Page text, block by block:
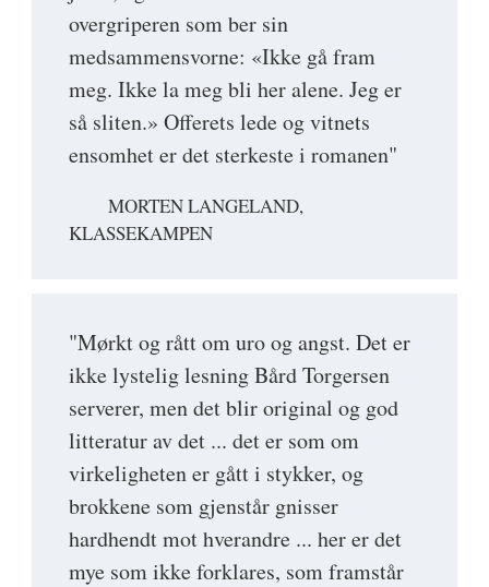
overgriperen som ber sin
medsammensvorne: «Ikke gå fram
meg. Ikke la meg bli her alene. Jeg er
så sliten.» Offerets lede og vitnets
ensomhet er det sterkeste i romanen"
MORTEN LANGELAND,
KLASSEKAMPEN
"Mørkt og rått om uro og angst. Det er
ikke lystelig lesning Bård Torgersen
serverer, men det blir original og god
litteratur av det ... det er som om
virkeligheten er gått i stykker, og
brokkene som gjenstår gnisser
hardhendt mot hverandre ... her er det
mye som ikke forklares, som framstår